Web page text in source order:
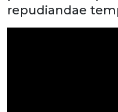
repudiandae